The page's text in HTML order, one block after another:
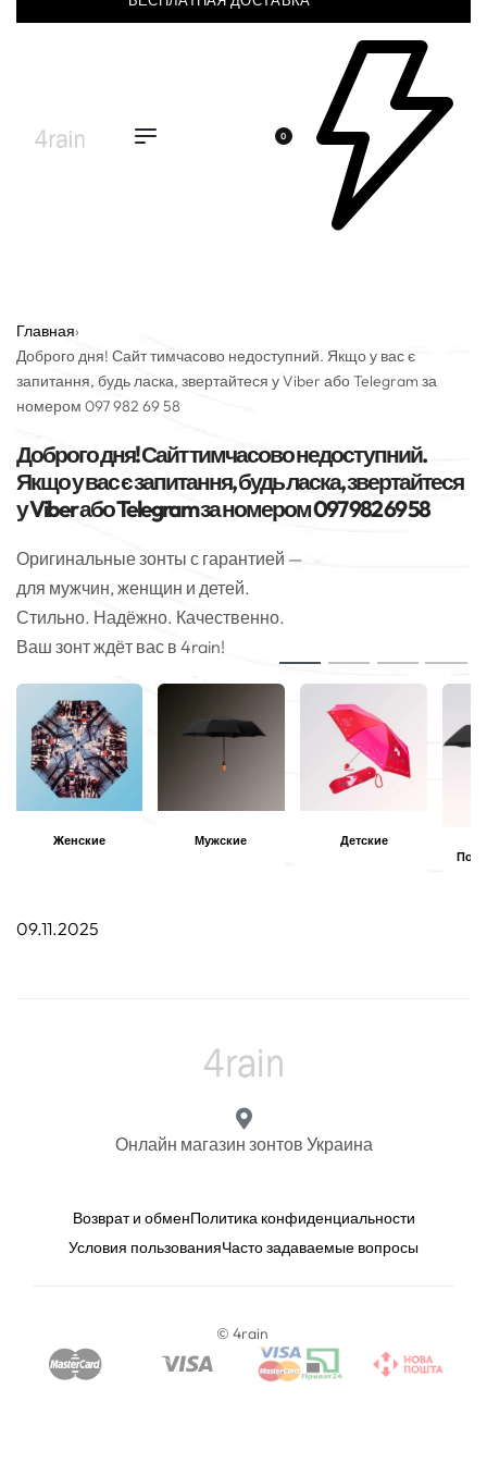
0
Главная›
Доброго дня! Сайт тимчасово недоступний. Якщо у вас є
запитання, будь ласка, звертайтеся у Viber або Telegram за
номером 097 982 69 58
Доброго дня! Сайт тимчасово недоступний.
Якщо у вас є запитання, будь ласка, звертайтеся
у Viber або Telegram за номером 097 982 69 58
Оригинальные зонты с гарантией —
для мужчин, женщин и детей.
Стильно. Надёжно. Качественно.
Ваш зонт ждёт вас в 4rain!
Женские Мужские
Детские
09.11.2025
Онлайн магазин зонтов Украина
Возврат и обменПолитика конфиденциальности
Условия пользованияЧасто задаваемые вопросы
© 4rain